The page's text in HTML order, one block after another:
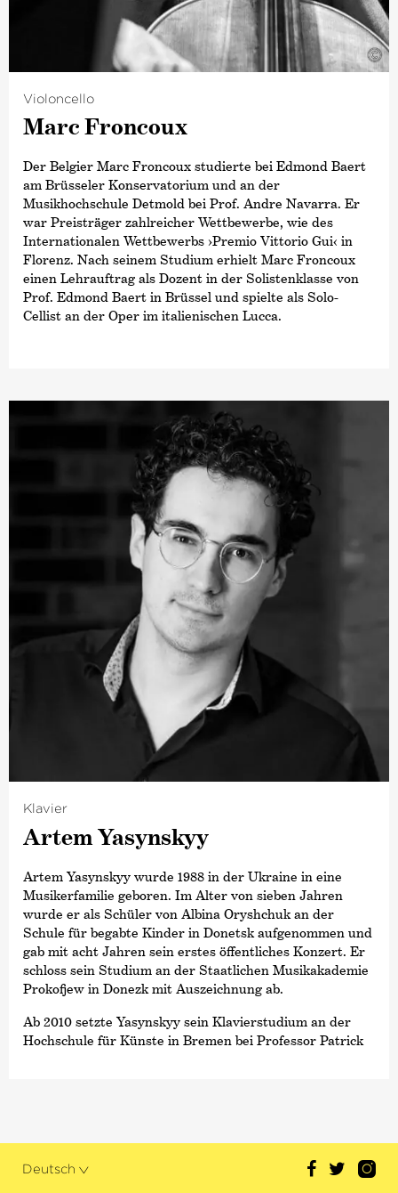
©
Violoncello
Marc Froncoux
Der Belgier Marc Froncoux studierte bei Edmond Baert
am Brüsseler Konservatorium und an der
Musikhochschule Detmold bei Prof. Andre Navarra. Er
war Preisträger zahlreicher Wettbewerbe, wie des
Internationalen Wettbewerbs ›Premio Vittorio Gui‹ in
Florenz. Nach seinem Studium erhielt Marc Froncoux
einen Lehrauftrag als Dozent in der Solistenklasse von
Prof. Edmond Baert in Brüssel und spielte als Solo-
Cellist an der Oper im italienischen Lucca.
und engagiert sich regelmäßig in Kammermusikkursen
für Laien.
Mit der Deutschen Kammer­philharmonie Bremen ist er
international in den Konzertsälen vieler Metropolen zu
Gast. Er ist einer der Stimmführer im Orchester und
wirkt regelmäßig in der Kammerkonzertreihe des
In seiner Freizeit sucht Marc Froncoux Ausgleich in der
Natur. Mit regelmäßigem Laufen trainiert er für seine
Trecking-Touren im Himalaya. So verbindet er sportliche
Aktivität mit der Suche nach innerer Ruhe.
Klavier
Artem Yasynskyy
Artem Yasynskyy wurde 1988 in der Ukraine in eine
Musikerfamilie geboren. Im Alter von sieben Jahren
wurde er als Schüler von Albina Oryshchuk an der
Schule für begabte Kinder in Donetsk aufgenommen und
gab mit acht Jahren sein erstes öffentliches Konzert. Er
schloss sein Studium an der Staatlichen Musikakademie
Prokofjew in Donezk mit Auszeichnung ab.
Ab 2010 setzte Yasynskyy sein Klavierstudium an der
Hochschule für Künste in Bremen bei Professor Patrick
Gewinner vieler Wettbewerbe. Die Goldmedaille bei der
Cincinnati World Piano Competition ebnete ihm den Weg
Deutsch